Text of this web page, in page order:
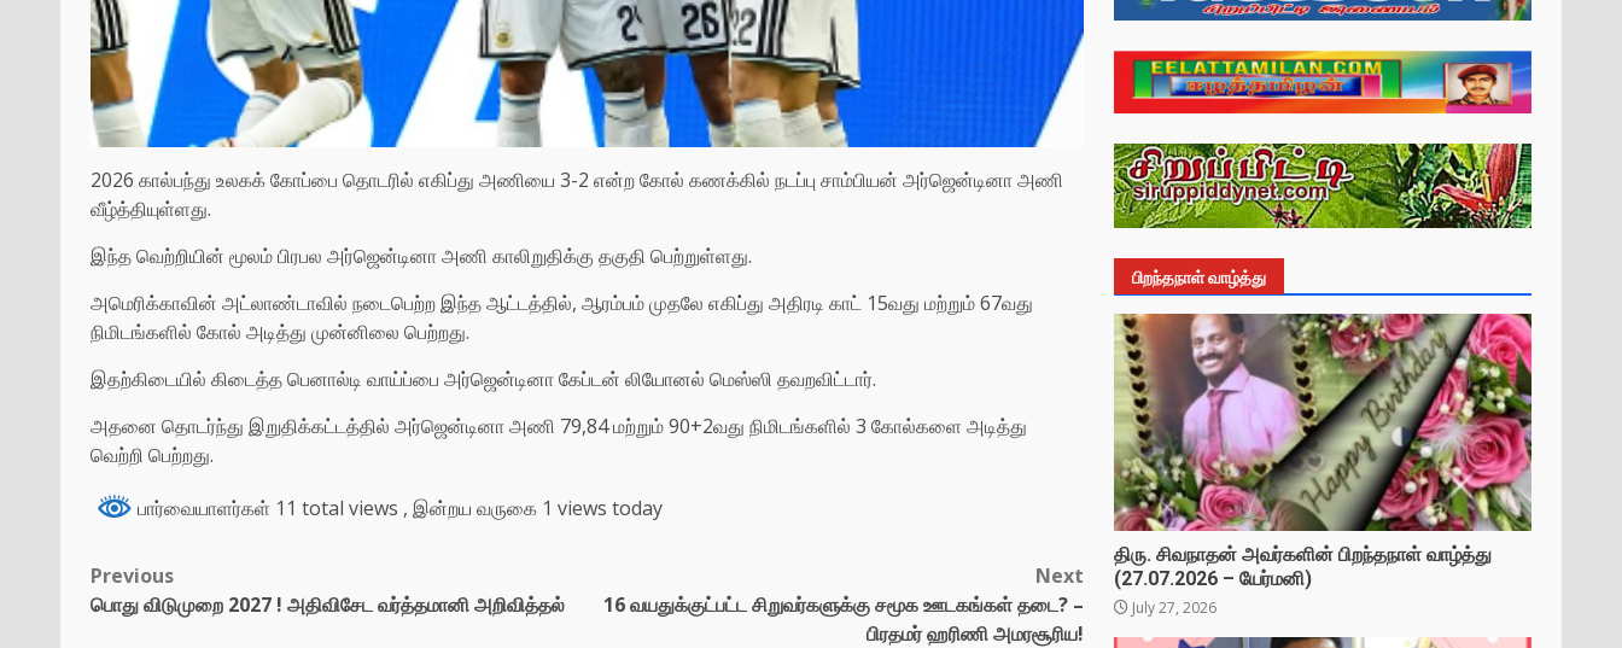
2026 கால்பந்து உலகக் கோப்பை தொடரில் எகிப்து அணியை 3-2 என்ற கோல் கணக்கில் நடப்பு சாம்பியன் அர்ஜென்டினா அணி
வீழ்த்தியுள்ளது.
இந்த வெற்றியின் மூலம் பிரபல அர்ஜென்டினா அணி காலிறுதிக்கு தகுதி பெற்றுள்ளது.
அமெரிக்காவின் அட்லாண்டாவில் நடைபெற்ற இந்த ஆட்டத்தில், ஆரம்பம் முதலே எகிப்து அதிரடி காட் 15வது மற்றும் 67வது
நிமிடங்களில் கோல் அடித்து முன்னிலை பெற்றது.
இதற்கிடையில் கிடைத்த பெனால்டி வாய்ப்பை அர்ஜென்டினா கேப்டன் லியோனல் மெஸ்ஸி தவறவிட்டார்.
அதனை தொடர்ந்து இறுதிக்கட்டத்தில் அர்ஜென்டினா அணி 79,84 மற்றும் 90+2வது நிமிடங்களில் 3 கோல்களை அடித்து
வெற்றி பெற்றது.
பார்வையாளர்கள் 11 total views , இன்றய வருகை 1 views today
Previous
பொது விடுமுறை 2027 ! அதிவிசேட வர்த்தமானி அறிவித்தல்
Next
16 வயதுக்குட்பட்ட சிறுவர்களுக்கு சமூக ஊடகங்கள் தடை? –
பிரதமர் ஹரிணி அமரசூரிய!
பிறந்தநாள் வாழ்த்து
திரு. சிவநாதன் அவர்களின் பிறந்தநாள் வாழ்த்து
(27.07.2026 – யேர்மனி)
July 27, 2026